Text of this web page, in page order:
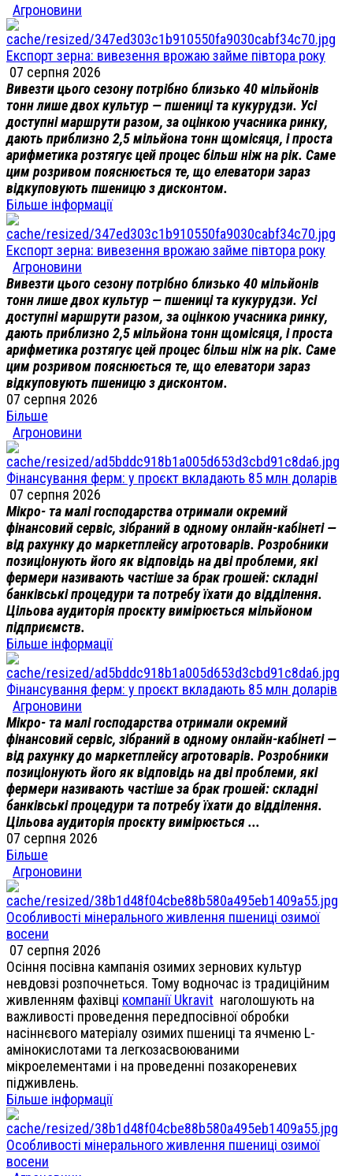
Агроновини
Експорт зерна: вивезення врожаю займе півтора року
07 серпня 2026
Вивезти цього сезону потрібно близько 40 мільйонів
тонн лише двох культур — пшениці та кукурудзи. Усі
доступні маршрути разом, за оцінкою учасника ринку,
дають приблизно 2,5 мільйона тонн щомісяця, і проста
арифметика розтягує цей процес більш ніж на рік. Саме
цим розривом пояснюється те, що елеватори зараз
відкуповують пшеницю з дисконтом.
Більше інформації
Експорт зерна: вивезення врожаю займе півтора року
Агроновини
Вивезти цього сезону потрібно близько 40 мільйонів
тонн лише двох культур — пшениці та кукурудзи. Усі
доступні маршрути разом, за оцінкою учасника ринку,
дають приблизно 2,5 мільйона тонн щомісяця, і проста
арифметика розтягує цей процес більш ніж на рік. Саме
цим розривом пояснюється те, що елеватори зараз
відкуповують пшеницю з дисконтом.
07 серпня 2026
Більше
Агроновини
Фінансування ферм: у проєкт вкладають 85 млн доларів
07 серпня 2026
Мікро- та малі господарства отримали окремий
фінансовий сервіс, зібраний в одному онлайн-кабінеті —
від рахунку до маркетплейсу агротоварів. Розробники
позиціонують його як відповідь на дві проблеми, які
фермери називають частіше за брак грошей: складні
банківські процедури та потребу їхати до відділення.
Цільова аудиторія проєкту вимірюється мільйоном
підприємств.
Більше інформації
Фінансування ферм: у проєкт вкладають 85 млн доларів
Агроновини
Мікро- та малі господарства отримали окремий
фінансовий сервіс, зібраний в одному онлайн-кабінеті —
від рахунку до маркетплейсу агротоварів. Розробники
позиціонують його як відповідь на дві проблеми, які
фермери називають частіше за брак грошей: складні
банківські процедури та потребу їхати до відділення.
Цільова аудиторія проєкту вимірюється ...
07 серпня 2026
Більше
Агроновини
Особливості мінерального живлення пшениці озимої
восени
07 серпня 2026
Осіння посівна кампанія озимих зернових культур
невдовзі розпочнеться. Тому водночас із традиційним
живленням фахівці компанії Ukravit наголошують на
важливості проведення передпосівної обробки
насіннєвого матеріалу озимих пшениці та ячменю L-
амінокислотами та легкозасвоюваними
мікроелементами і на проведенні позакореневих
підживлень.
Більше інформації
Особливості мінерального живлення пшениці озимої
восени